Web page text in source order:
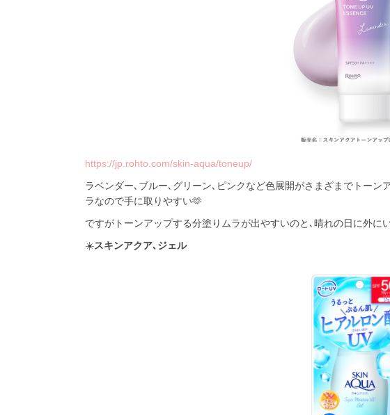
https://jp.rohto.com/skin-aqua/toneup/
ラベンダー､ブルー､グリーン､ピンクなど色展開がさまざまでトー
ラなので手に取りやすい🫶
ですがトーンアップする分塗りムラが出やすいのと､晴れの日に外に
☀️スキンアクア､ジェル